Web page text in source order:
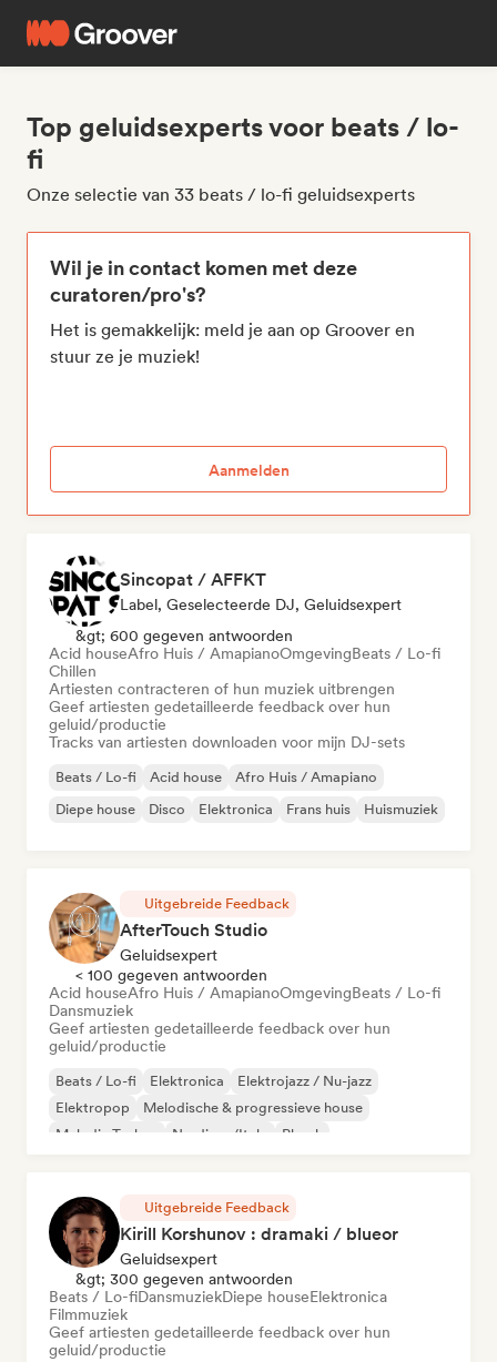
Top geluidsexperts voor beats / lo-
fi
Onze selectie van 33 beats / lo-fi geluidsexperts
Wil je in contact komen met deze
curatoren/pro's?
Het is gemakkelijk: meld je aan op Groover en
stuur ze je muziek!
Aanmelden
Sincopat / AFFKT
Label, Geselecteerde DJ, Geluidsexpert
&gt; 600 gegeven antwoorden
Acid houseAfro Huis / AmapianoOmgevingBeats / Lo-fi
Chillen
Artiesten contracteren of hun muziek uitbrengen
Geef artiesten gedetailleerde feedback over hun
geluid/productie
Tracks van artiesten downloaden voor mijn DJ-sets
Beats / Lo-fi Acid house
Afro Huis / Amapiano
Diepe house
Disco Elektronica Frans huis Huismuziek
Uitgebreide Feedback
AfterTouch Studio
Geluidsexpert
< 100 gegeven antwoorden
Acid houseAfro Huis / AmapianoOmgevingBeats / Lo-fi
Dansmuziek
Geef artiesten gedetailleerde feedback over hun
geluid/productie
Beats / Lo-fi Elektronica
Elektrojazz / Nu-jazz
Elektropop
Melodische & progressieve house
Melodic Techno
Nu-disco/Italo Phonk
Uitgebreide Feedback
Kirill Korshunov : dramaki / blueor
Geluidsexpert
&gt; 300 gegeven antwoorden
Beats / Lo-fiDansmuziekDiepe houseElektronica
Filmmuziek
Geef artiesten gedetailleerde feedback over hun
geluid/productie